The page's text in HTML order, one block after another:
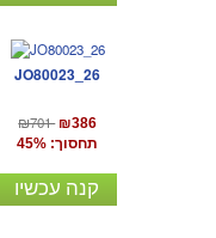
JO80023_26
₪701 ₪386
תחסוך: 45%
קנה עכשיו